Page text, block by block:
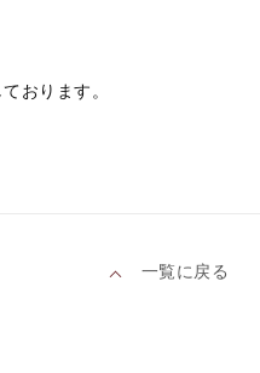
おります。
一覧に戻る